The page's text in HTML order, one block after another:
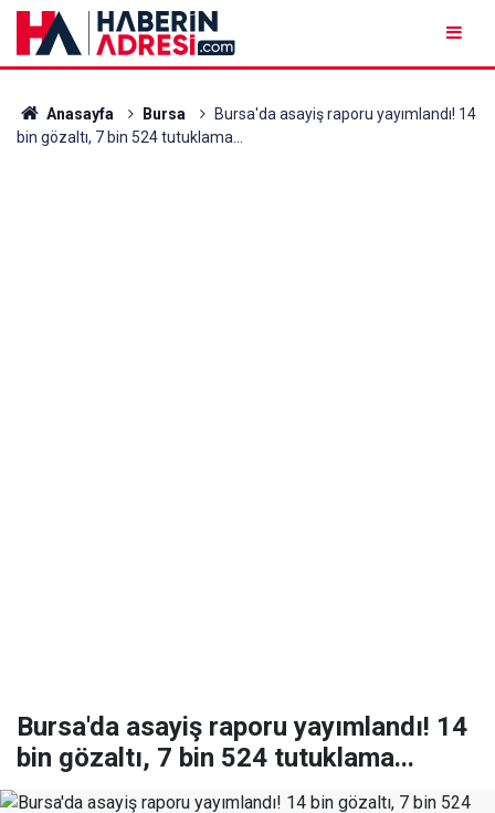
Anasayfa Bursa
Bursa'da asayiş raporu yayımlandı! 14
bin gözaltı, 7 bin 524 tutuklama...
Bursa'da asayiş raporu yayımlandı! 14
bin gözaltı, 7 bin 524 tutuklama...